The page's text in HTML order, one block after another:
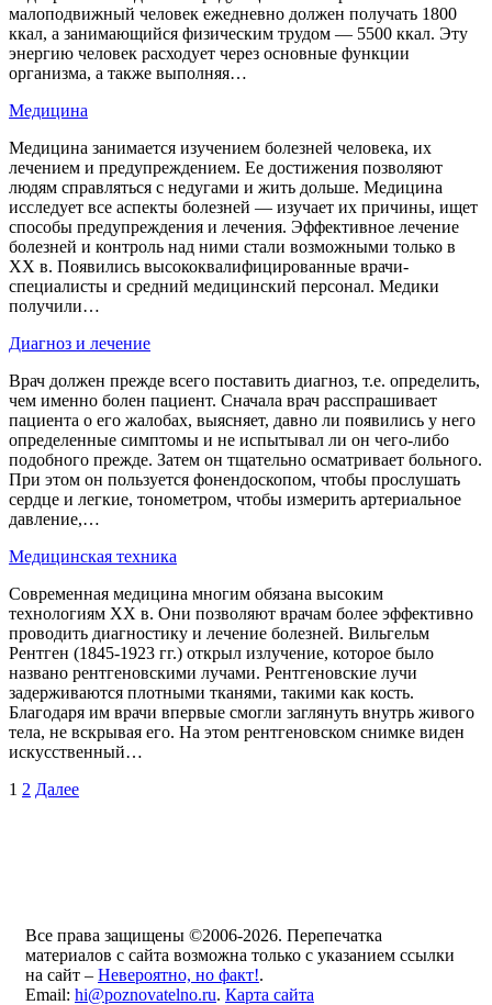
малоподвижный человек ежедневно должен получать 1800
ккал, а занимающийся физическим трудом — 5500 ккал. Эту
энергию человек расходует через основные функции
организма, а также выполняя…
Медицина
Медицина занимается изучением болезней человека, их
лечением и предупреждением. Ее достижения позволяют
людям справляться с недугами и жить дольше. Медицина
исследует все аспекты болезней — изучает их причины, ищет
способы предупреждения и лечения. Эффективное лечение
болезней и контроль над ними стали возможными только в
XX в. Появились высококвалифицированные врачи-
специалисты и средний медицинский персонал. Медики
получили…
Диагноз и лечение
Врач должен прежде всего поставить диагноз, т.е. определить,
чем именно болен пациент. Сначала врач расспрашивает
пациента о его жалобах, выясняет, давно ли появились у него
определенные симптомы и не испытывал ли он чего-либо
подобного прежде. Затем он тщательно осматривает больного.
При этом он пользуется фонендоскопом, чтобы прослушать
сердце и легкие, тонометром, чтобы измерить артериальное
давление,…
Медицинская техника
Современная медицина многим обязана высоким
технологиям XX в. Они позволяют врачам более эффективно
проводить диагностику и лечение болезней. Вильгельм
Рентген (1845-1923 гг.) открыл излучение, которое было
названо рентгеновскими лучами. Рентгеновские лучи
задерживаются плотными тканями, такими как кость.
Благодаря им врачи впервые смогли заглянуть внутрь живого
тела, не вскрывая его. На этом рентгеновском снимке виден
искусственный…
1 2 Далее
Все права защищены ©2006-2026. Перепечатка
материалов с сайта возможна только с указанием ссылки
на сайт – Невероятно, но факт!.
Email: hi@poznovatelno.ru. Карта сайта